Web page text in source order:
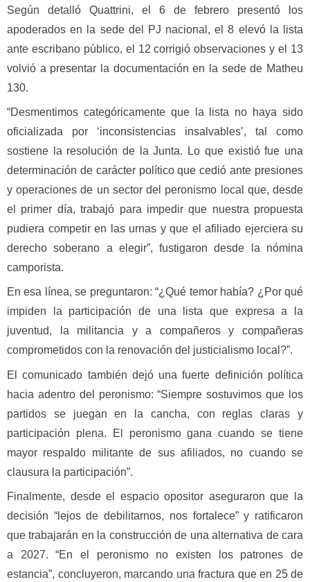
Según detalló Quattrini, el 6 de febrero presentó los
apoderados en la sede del PJ nacional, el 8 elevó la lista
ante escribano público, el 12 corrigió observaciones y el 13
volvió a presentar la documentación en la sede de Matheu
130.
“Desmentimos categóricamente que la lista no haya sido
oficializada por ‘inconsistencias insalvables’, tal como
sostiene la resolución de la Junta. Lo que existió fue una
determinación de carácter político que cedió ante presiones
y operaciones de un sector del peronismo local que, desde
el primer día, trabajó para impedir que nuestra propuesta
pudiera competir en las urnas y que el afiliado ejerciera su
derecho soberano a elegir”, fustigaron desde la nómina
camporista.
En esa línea, se preguntaron: “¿Qué temor había? ¿Por qué
impiden la participación de una lista que expresa a la
juventud, la militancia y a compañeros y compañeras
comprometidos con la renovación del justicialismo local?”.
El comunicado también dejó una fuerte definición política
hacia adentro del peronismo: “Siempre sostuvimos que los
partidos se juegan en la cancha, con reglas claras y
participación plena. El peronismo gana cuando se tiene
mayor respaldo militante de sus afiliados, no cuando se
clausura la participación”.
Finalmente, desde el espacio opositor aseguraron que la
decisión “lejos de debilitarnos, nos fortalece” y ratificaron
que trabajarán en la construcción de una alternativa de cara
a 2027. “En el peronismo no existen los patrones de
estancia”, concluyeron, marcando una fractura que en 25 de